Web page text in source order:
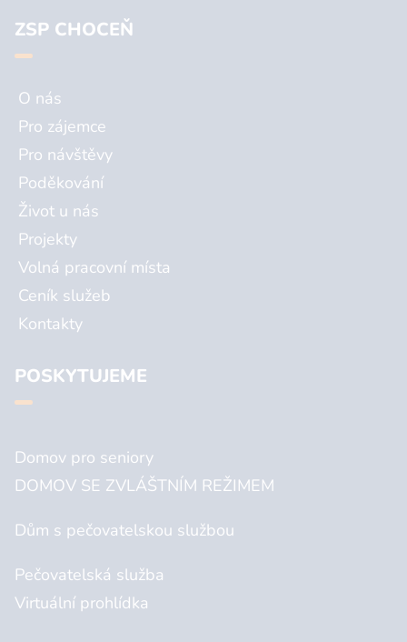
ZSP CHOCEŇ
O nás
Pro zájemce
Pro návštěvy
Poděkování
Život u nás
Projekty
Volná pracovní místa
Ceník služeb
Kontakty
POSKYTUJEME
Domov pro seniory
DOMOV SE ZVLÁŠTNÍM REŽIMEM
Dům s pečovatelskou službou
Pečovatelská služba
Virtuální prohlídka